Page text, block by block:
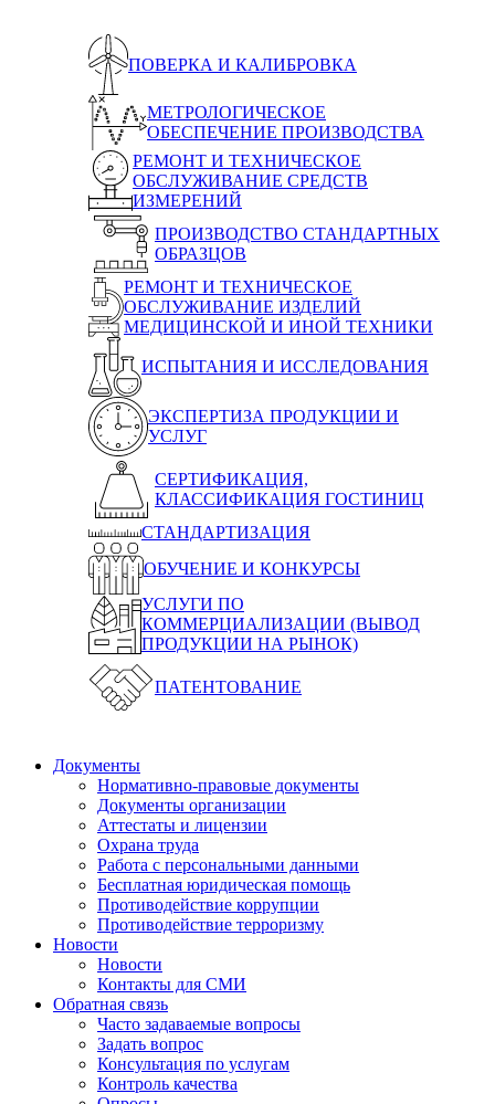
ПОВЕРКА И КАЛИБРОВКА
МЕТРОЛОГИЧЕСКОЕ
ОБЕСПЕЧЕНИЕ ПРОИЗВОДСТВА
РЕМОНТ И ТЕХНИЧЕСКОЕ
ОБСЛУЖИВАНИЕ СРЕДСТВ
ИЗМЕРЕНИЙ
ПРОИЗВОДСТВО СТАНДАРТНЫХ
ОБРАЗЦОВ
РЕМОНТ И ТЕХНИЧЕСКОЕ
ОБСЛУЖИВАНИЕ ИЗДЕЛИЙ
МЕДИЦИНСКОЙ И ИНОЙ ТЕХНИКИ
ИСПЫТАНИЯ И ИССЛЕДОВАНИЯ
ЭКСПЕРТИЗА ПРОДУКЦИИ И
УСЛУГ
СЕРТИФИКАЦИЯ,
КЛАССИФИКАЦИЯ ГОСТИНИЦ
СТАНДАРТИЗАЦИЯ
ОБУЧЕНИЕ И КОНКУРСЫ
УСЛУГИ ПО
КОММЕРЦИАЛИЗАЦИИ (ВЫВОД
ПРОДУКЦИИ НА РЫНОК)
ПАТЕНТОВАНИЕ
Документы
Нормативно-правовые документы
Документы организации
Аттестаты и лицензии
Охрана труда
Работа с персональными данными
Бесплатная юридическая помощь
Противодействие коррупции
Противодействие терроризму
Новости
Новости
Контакты для СМИ
Обратная связь
Часто задаваемые вопросы
Задать вопрос
Консультация по услугам
Контроль качества